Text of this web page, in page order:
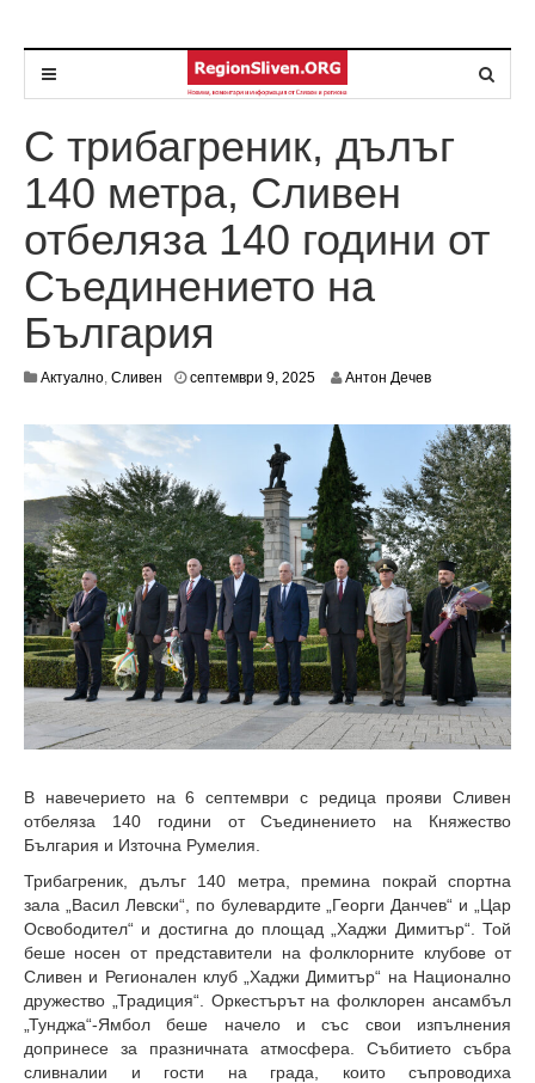
С трибагреник, дълъг
140 метра, Сливен
отбеляза 140 години от
Съединението на
България
Актуално, Сливен септември 9, 2025 Антон Дечев
В навечерието на 6 септември с редица прояви Сливен
отбеляза 140 години от Съединението на Княжество
България и Източна Румелия.
Трибагреник, дълъг 140 метра, премина покрай спортна
зала „Васил Левски“, по булевардите „Георги Данчев“ и „Цар
Освободител“ и достигна до площад „Хаджи Димитър“. Той
беше носен от представители на фолклорните клубове от
Сливен и Регионален клуб „Хаджи Димитър“ на Национално
дружество „Традиция“. Оркестърът на фолклорен ансамбъл
„Тунджа“-Ямбол беше начело и със свои изпълнения
допринесе за празничната атмосфера. Събитието събра
сливналии и гости на града, които съпроводиха